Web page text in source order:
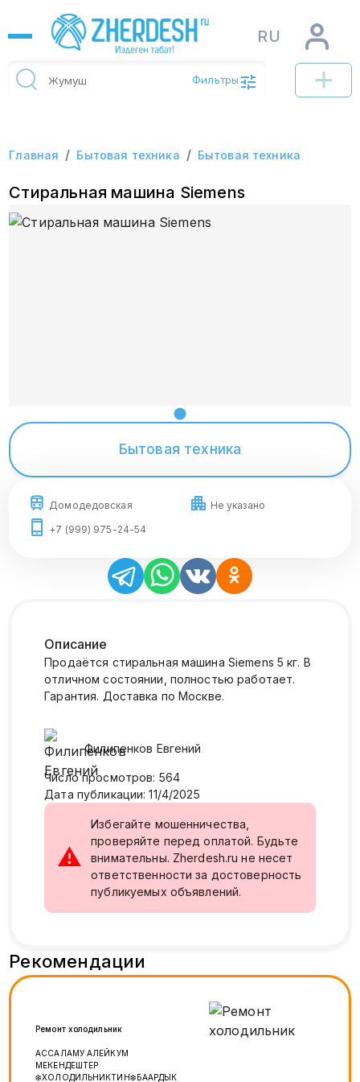
RU
Фильтры
Главная / Бытовая техника / Бытовая техника
Стиральная машина Siemens
Бытовая техника
Домодедовская
Не указано
+7 (999) 975-24-54
Описание
Продаётся стиральная машина Siemens 5 кг. В
отличном состоянии, полностью работает.
Гарантия. Доставка по Москве.
Филипенков Eвгений
Число просмотров: 564
Дата публикации: 11/4/2025
⚠
Избегайте мошенничества,
проверяйте перед оплатой. Будьте
внимательны. Zherdesh.ru не несет
ответственности за достоверность
публикуемых объявлений.
Рекомендации
Ремонт холодильник
АССАЛАМУ АЛЕЙКУМ
МЕКЕНДЕШТЕР
❄️ХОЛОДИЛЬНИКТИН❄️БААРДЫК